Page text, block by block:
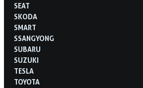
SEAT
SKODA
SMART
SSANGYONG
SUBARU
SUZUKI
TESLA
TOYOTA